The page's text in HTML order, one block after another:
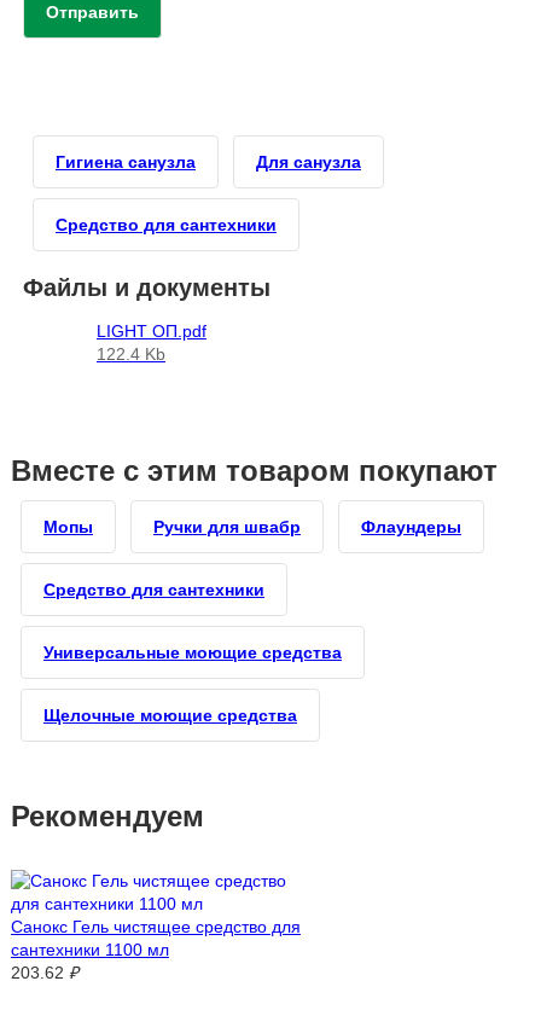
Отправить
Гигиена санузла Для санузла
Средство для сантехники
Файлы и документы
LIGHT ОП.pdf
122.4 Kb
Вместе с этим товаром покупают
Мопы Ручки для швабр Флаундеры
Средство для сантехники
Универсальные моющие средства
Щелочные моющие средства
Рекомендуем
Санокс Гель чистящее средство для
сантехники 1100 мл
203.62 ₽